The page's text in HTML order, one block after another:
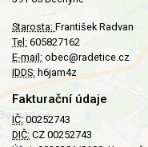
Starosta: František Radvan
Tel: 605827162
E-mail: obec@radetice.cz
IDDS: h6jam4z
Fakturační údaje
IČ:00252743
DIČ: CZ 00252743